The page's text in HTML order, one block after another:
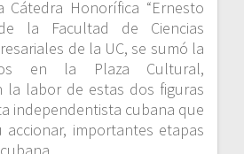
Honorífica “Ernesto
la Facultad de Ciencias
de la UC, se sumó la
en la Plaza Cultural,
la labor de estas dos figuras
independentista cubana que
accionar, importantes etapas